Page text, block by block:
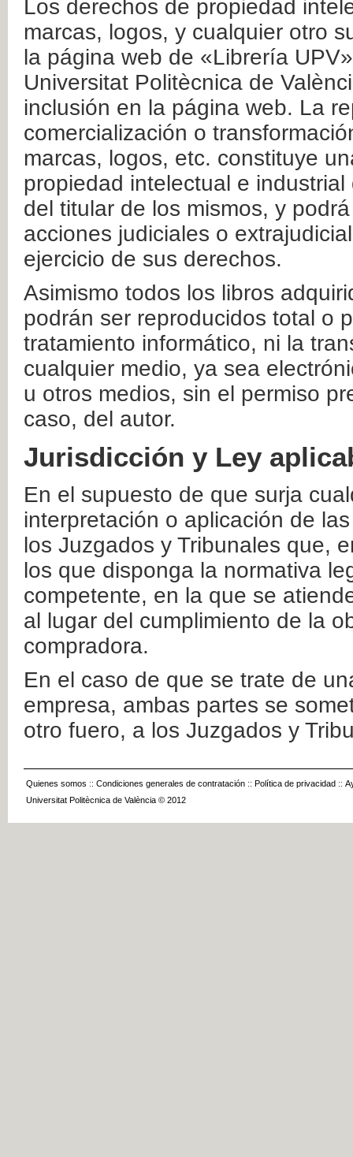
Los derechos de propiedad
marcas, logos, y cualquier otro
la página web de «Librería
Universitat Politècnica de
inclusión en la página web. La
comercialización o
marcas, logos, etc. constituye
propiedad intelectual e
del titular de los mismos, y
acciones judiciales o
ejercicio de sus derechos.
Asimismo todos los libros
podrán ser reproducidos total o
tratamiento informático, ni la
cualquier medio, ya sea
u otros medios, sin el permiso
caso, del autor.
Jurisdicción y Ley
En el supuesto de que surja
interpretación o aplicación de
los Juzgados y Tribunales que,
los que disponga la normativa
competente, en la que se
al lugar del cumplimiento de la
compradora.
En el caso de que se trate de
empresa, ambas partes se
otro fuero, a los Juzgados y
Quienes somos :: Condiciones generales de contratación :: Política de privacidad ::
Universitat Politècnica de València © 2012